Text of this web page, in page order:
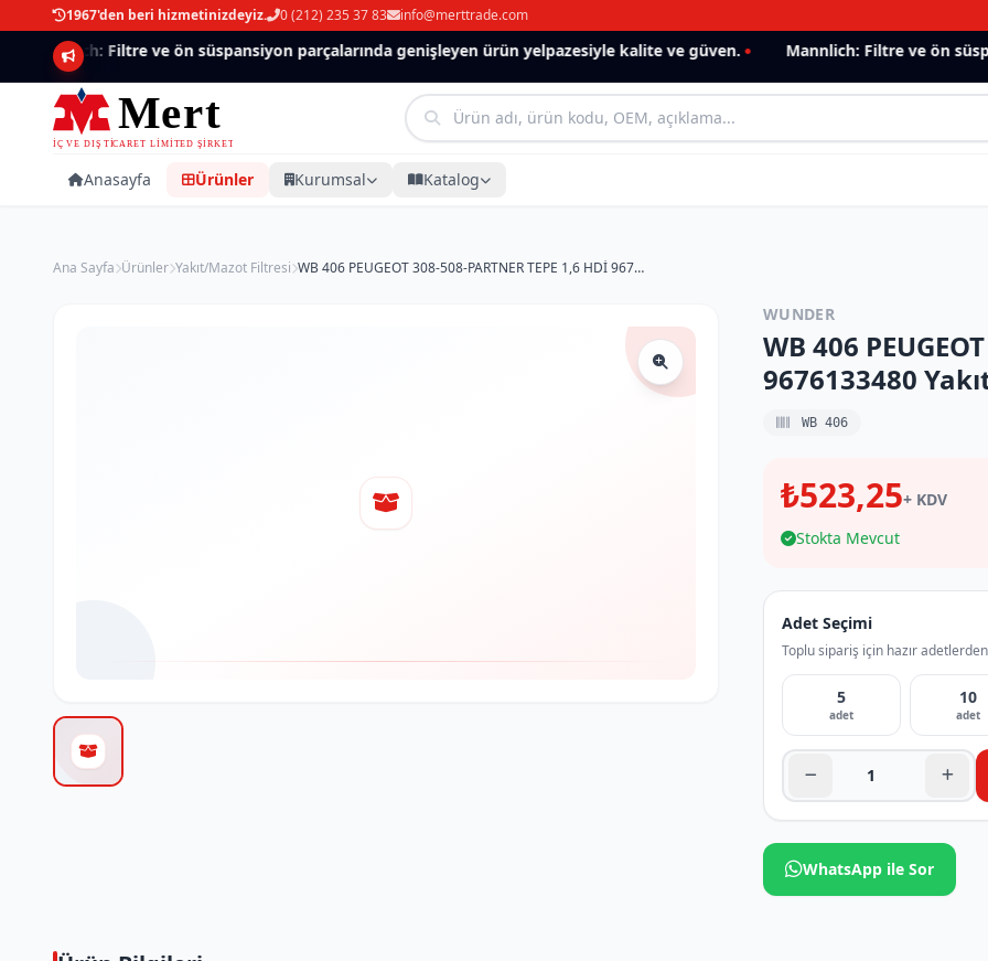
1967'den beri hizmetinizdeyiz. 0 (212) 235 37 83 info@merttrade.com
Mannlich: Filtre ve ön süspansiyon parçalarında genişleyen ürün yelpazesiyle kalite ve güven. Mannlich: Filtre ve ön
Anasayfa Ürünler Kurumsal Katalog
Ana Sayfa Ürünler Yakıt/Mazot Filtresi WB 406 PEUGEOT 308-508-PARTNER TEPE 1,6 HDİ 9676133480 Yakıt/Mazot Filtresi
WUNDER
WB 406
9676133480
WB 406
₺523,25+ KDV
Stokta Mevcut
Adet Seçimi
Toplu sipariş için hazır
5
adet
10
adet
WhatsApp ile Sor